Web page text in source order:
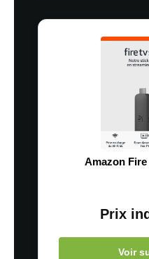
Amazon
Prix
Voir